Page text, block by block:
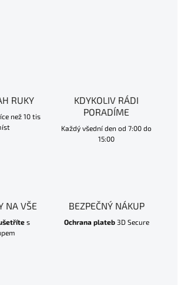
RUKY
než 10 tis
KDYKOLIV RÁDI
PORADÍME
Každý všední den od 7:00 do
15:00
NA VŠE
s
BEZPEČNÝ NÁKUP
Ochrana plateb3D Secure